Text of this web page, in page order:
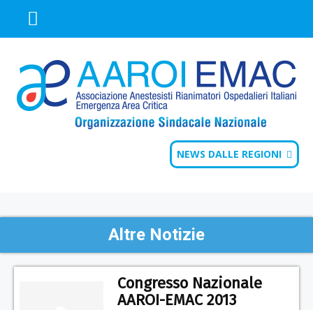
NEWS DALLE REGIONI
Altre Notizie
Congresso Nazionale
AAROI-EMAC 2013